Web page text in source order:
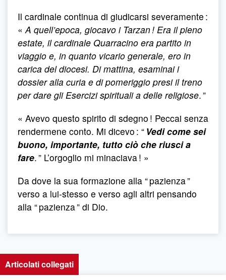
Il cardinale continua di giudicarsi severamente :
« A quell’epoca, giocavo i Tarzan ! Era il pieno
estate, il cardinale Quarracino era partito in
viaggio e, in quanto vicario generale, ero in
carica del diocesi. Di mattina, esaminai i
dossier alla curia e di pomeriggio presi il treno
per dare gli Esercizi spirituali a delle religiose. ”
« Avevo questo spirito di sdegno ! Peccai senza
rendermene conto. Mi dicevo : “ Vedi come sei
buono, importante, tutto ciò che riusci a
fare. ” L’orgoglio mi minaciava ! »
Da dove la sua formazione alla “ pazienza ”
verso a lui-stesso e verso agli altri pensando
alla “ pazienza ” di Dio.
Articolati collegati